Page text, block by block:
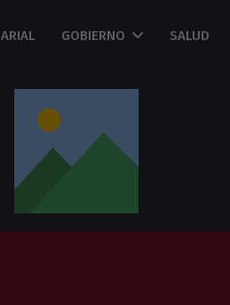
GOBIERNO SALUD